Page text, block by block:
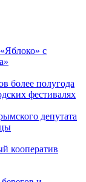
с
более полугода
фестивалях
депутата
кооператив